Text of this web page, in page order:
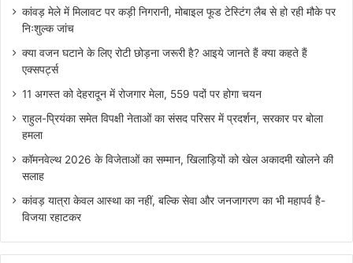
कांवड़ मेले में मिलावट पर कड़ी निगरानी, मोबाइल फूड टेस्टिंग लैब से हो रही मौके पर
निःशुल्क जांच
क्या वजन घटाने के लिए रोटी छोड़ना जरूरी है? आइये जानते हैं क्या कहते हैं
एक्सपर्ट्स
11 अगस्त को देहरादून में रोजगार मेला, 559 पदों पर होगा चयन
राहुल-प्रियंका समेत विपक्षी नेताओं का संसद परिसर में प्रदर्शन, सरकार पर बोला
हमला
कॉमनवेल्थ 2026 के विजेताओं का सम्मान, खिलाड़ियों को खेल अकादमी खोलने की
सलाह
कांवड़ यात्रा केवल आस्था का नहीं, बल्कि सेवा और जनजागरण का भी महापर्व है-
विजया रहाटकर